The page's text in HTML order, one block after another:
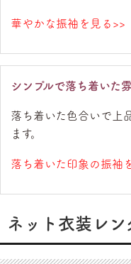
華やかな振袖を見る>>
シンプルで落ち着いた
落ち着いた色合いで上
ます。
落ち着いた印象の振袖
ネット衣装レン